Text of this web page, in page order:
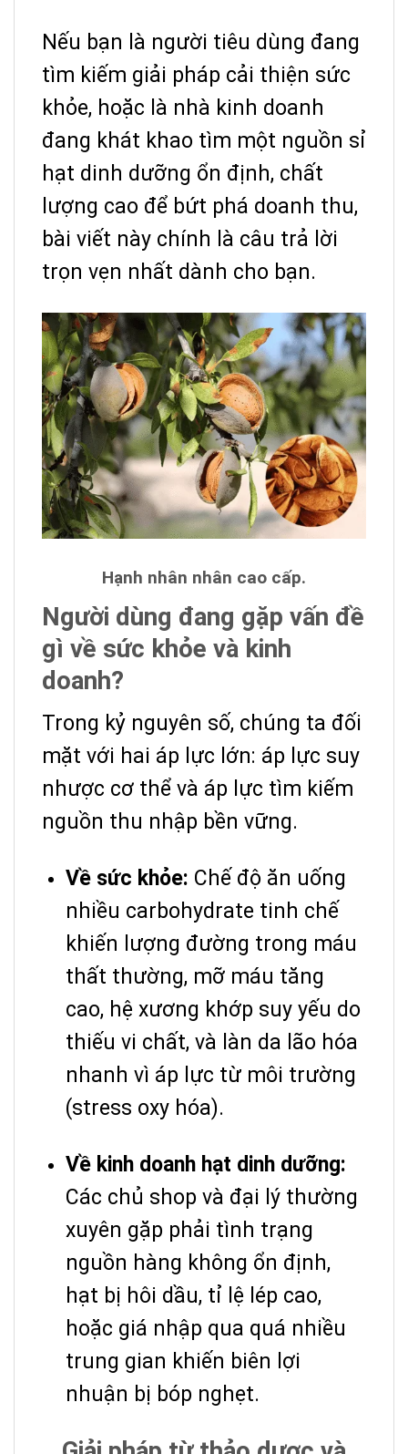
Nếu bạn là người tiêu dùng đang
tìm kiếm giải pháp cải thiện sức
khỏe, hoặc là nhà kinh doanh
đang khát khao tìm một nguồn sỉ
hạt dinh dưỡng ổn định, chất
lượng cao để bứt phá doanh thu,
bài viết này chính là câu trả lời
trọn vẹn nhất dành cho bạn.
Hạnh nhân nhân cao cấp.
Người dùng đang gặp vấn đề
gì về sức khỏe và kinh
doanh?
Trong kỷ nguyên số, chúng ta đối
mặt với hai áp lực lớn: áp lực suy
nhược cơ thể và áp lực tìm kiếm
nguồn thu nhập bền vững.
Về sức khỏe: Chế độ ăn uống
nhiều carbohydrate tinh chế
khiến lượng đường trong máu
thất thường, mỡ máu tăng
cao, hệ xương khớp suy yếu do
thiếu vi chất, và làn da lão hóa
nhanh vì áp lực từ môi trường
(stress oxy hóa).
Về kinh doanh hạt dinh dưỡng:
Các chủ shop và đại lý thường
xuyên gặp phải tình trạng
nguồn hàng không ổn định,
hạt bị hôi dầu, tỉ lệ lép cao,
hoặc giá nhập qua quá nhiều
trung gian khiến biên lợi
nhuận bị bóp nghẹt.